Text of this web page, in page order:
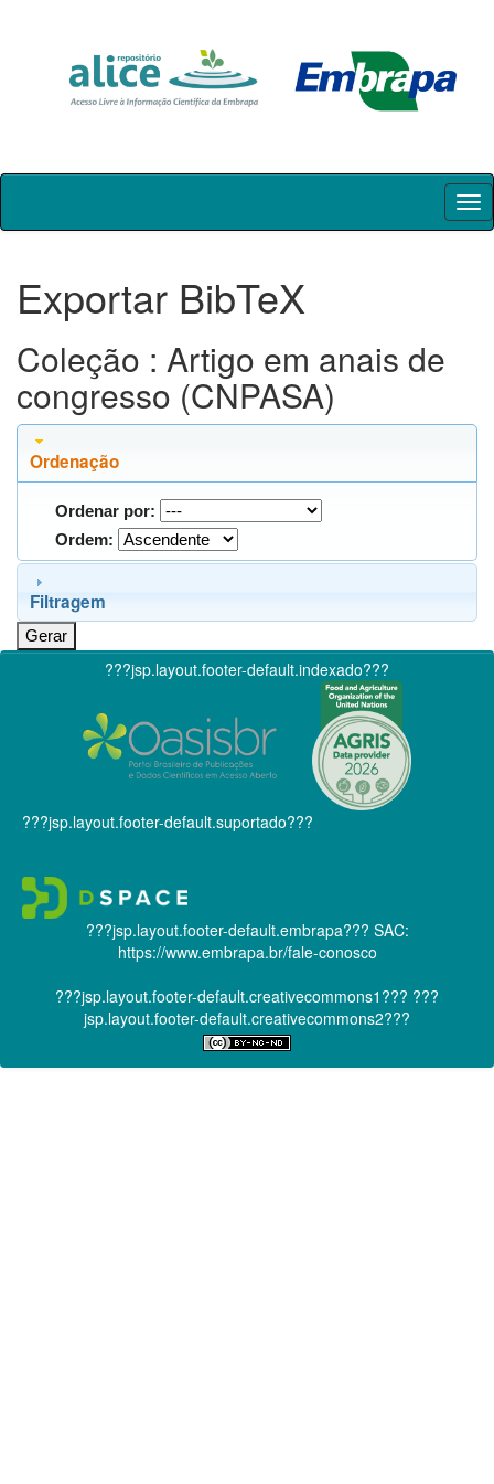
Skip
Exportar BibTeX
Coleção : Artigo em anais de
congresso (CNPASA)
Ordenação
Ordenar por:
Ordem:
Filtragem
???jsp.layout.footer-default.indexado???
???jsp.layout.footer-default.suportado???
???jsp.layout.footer-default.embrapa??? SAC:
https://www.embrapa.br/fale-conosco
???jsp.layout.footer-default.creativecommons1??? ???
jsp.layout.footer-default.creativecommons2???